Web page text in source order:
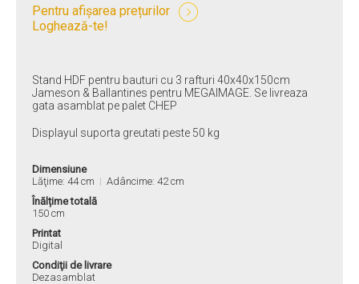
Pentru afișarea prețurilor
Loghează-te!
Stand HDF pentru bauturi cu 3 rafturi 40x40x150cm
Jameson & Ballantines pentru MEGAIMAGE. Se livreaza
gata asamblat pe palet CHEP
Displayul suporta greutati peste 50 kg
Dimensiune
Lăţime: 44 cm
Adâncime: 42 cm
Înălțime totală
150 cm
Printat
Digital
Condiţii de livrare
Dezasamblat